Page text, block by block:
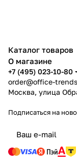
Каталог товаров
О магазине
+7 (495) 023-10-80
order@office-
Москва, улица
Подписаться на